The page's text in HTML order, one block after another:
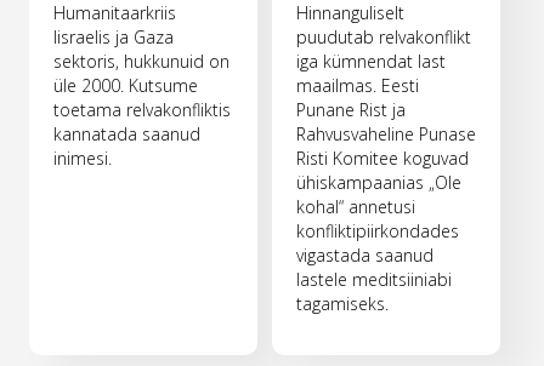
Humanitaarkriis
Iisraelis ja Gaza
sektoris, hukkunuid on
üle 2000. Kutsume
toetama relvakonfliktis
kannatada saanud
inimesi.
Hinnanguliselt
puudutab relvakonflikt
iga kümnendat last
maailmas. Eesti
Punane Rist ja
Rahvusvaheline Punase
Risti Komitee koguvad
ühiskampaanias „Ole
kohal“ annetusi
konfliktipiirkondades
vigastada saanud
lastele meditsiiniabi
tagamiseks.